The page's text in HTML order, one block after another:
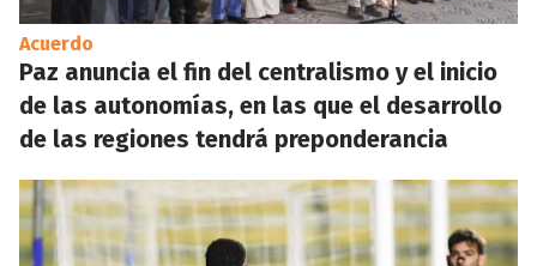
Acuerdo
Paz anuncia el fin del centralismo y el inicio
de las autonomías, en las que el desarrollo
de las regiones tendrá preponderancia